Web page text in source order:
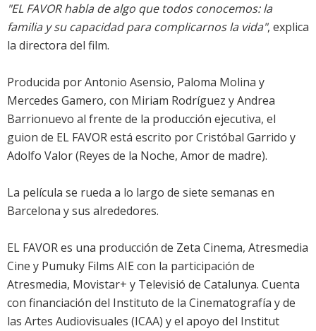
"EL FAVOR habla de algo que todos conocemos: la
familia y su capacidad para complicarnos la vida", explica
la directora del film.
Producida por Antonio Asensio, Paloma Molina y
Mercedes Gamero, con Miriam Rodríguez y Andrea
Barrionuevo al frente de la producción ejecutiva, el
guion de EL FAVOR está escrito por Cristóbal Garrido y
Adolfo Valor (Reyes de la Noche, Amor de madre).
La película se rueda a lo largo de siete semanas en
Barcelona y sus alrededores.
EL FAVOR es una producción de Zeta Cinema, Atresmedia
Cine y Pumuky Films AIE con la participación de
Atresmedia, Movistar+ y Televisió de Catalunya. Cuenta
con financiación del Instituto de la Cinematografía y de
las Artes Audiovisuales (ICAA) y el apoyo del Institut